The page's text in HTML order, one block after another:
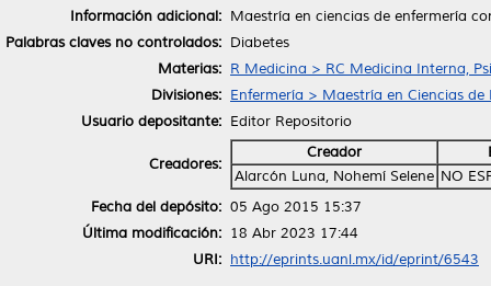
Información adicional: Maestría en ciencias de enfermería
Palabras claves no controlados: Diabetes
Materias: R Medicina > RC Medicina Interna,
Divisiones: Enfermería > Maestría en Ciencias de
Usuario depositante: Editor Repositorio
Creadores:
Creador
Alarcón Luna, Nohemí Selene NO
Fecha del depósito: 05 Ago 2015 15:37
Última modificación: 18 Abr 2023 17:44
URI: http://eprints.uanl.mx/id/eprint/6543